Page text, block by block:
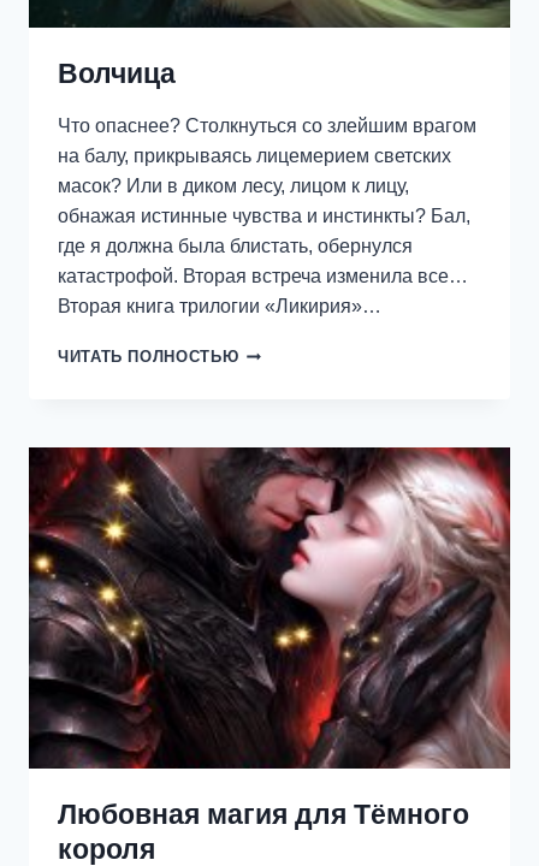
Волчица
Что опаснее? Столкнуться со злейшим врагом
на балу, прикрываясь лицемерием светских
масок? Или в диком лесу, лицом к лицу,
обнажая истинные чувства и инстинкты? Бал,
где я должна была блистать, обернулся
катастрофой. Вторая встреча изменила все…
Вторая книга трилогии «Ликирия»…
ЧИТАТЬ ПОЛНОСТЬЮ ВОЛЧИЦА
Любовная магия для Тёмного
короля